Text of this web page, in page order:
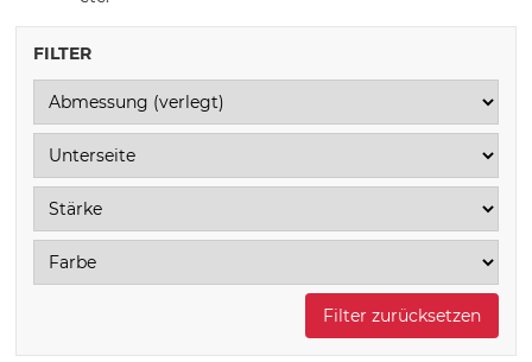
FILTER
Filter zurücksetzen